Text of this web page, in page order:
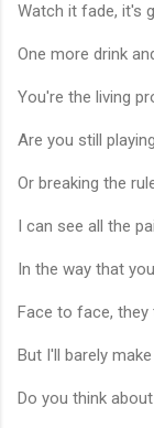
Watch it fade, it's
One more drink
You're the living
Are you still
Or breaking the
I can see all the
In the way that
Face to face, they
But I'll barely
Do you think